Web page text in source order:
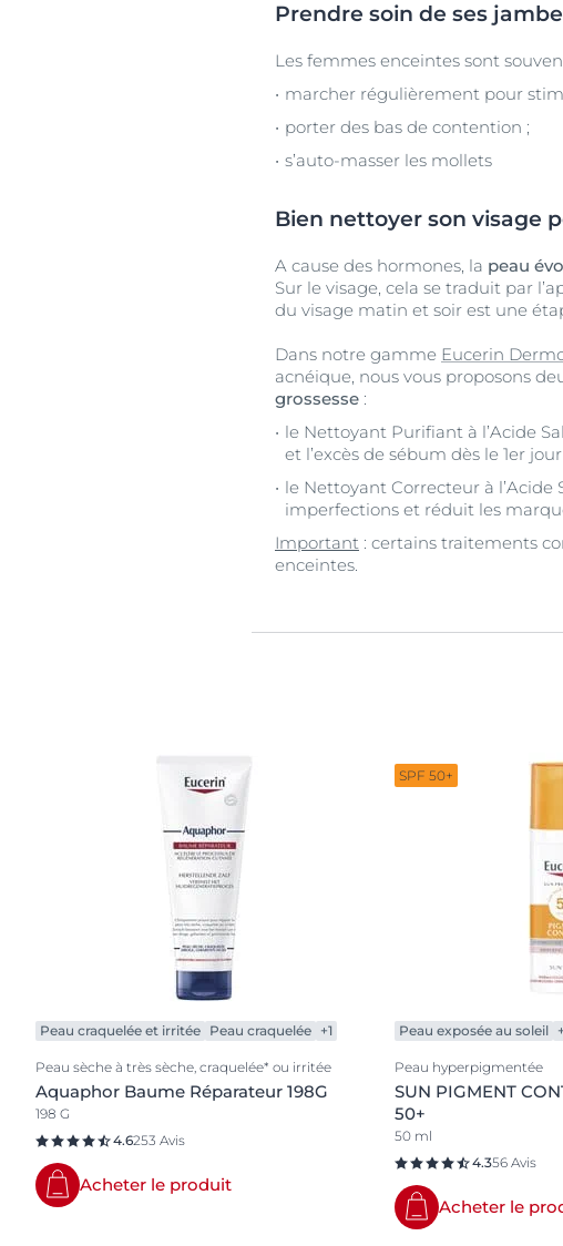
Prendre soin de ses
Les femmes enceintes sont
marcher régulièrement pour
porter des bas de contention ;
s’auto-masser les mollets
Bien nettoyer son visage
A cause des hormones, la peau
Sur le visage, cela se traduit par
du visage matin et soir est une
Dans notre gamme Eucerin
acnéique, nous vous proposons
grossesse :
le Nettoyant Purifiant à l’Acide
et l’excès de sébum dès le 1er
le Nettoyant Correcteur à l’Acide
imperfections et réduit les
Important : certains traitements
enceintes.
Peau craquelée et irritée Peau craquelée +1
Peau sèche à très sèche, craquelée* ou irritée
Aquaphor Baume Réparateur 198G
198 G
4.6253 Avis
Acheter le produit
SPF 50+
Peau exposée au soleil
Peau hyperpigmentée
SUN PIGMENT
50+
50 ml
4.356 Avis
Acheter le